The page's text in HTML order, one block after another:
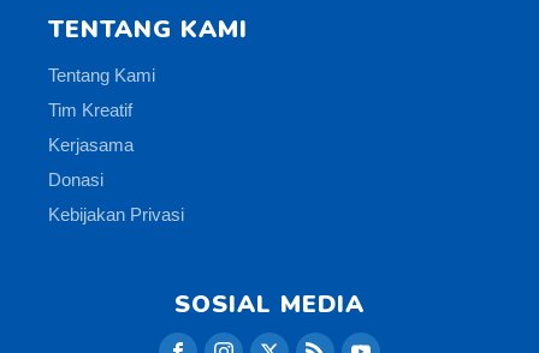
TENTANG KAMI
Tentang Kami
Tim Kreatif
Kerjasama
Donasi
Kebijakan Privasi
SOSIAL MEDIA